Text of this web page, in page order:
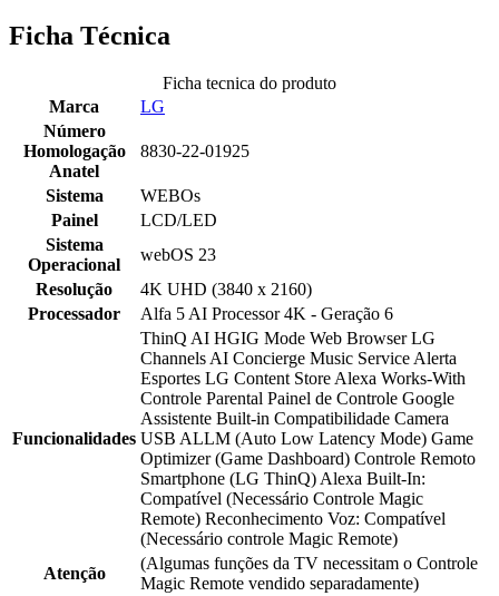
Ficha Técnica
Ficha tecnica do produto
Marca
LG
Número
Homologação
Anatel
8830-22-01925
Sistema
WEBOs
Painel
LCD/LED
Sistema
Operacional
webOS 23
Resolução
4K UHD (3840 x 2160)
Processador
Alfa 5 AI Processor 4K - Geração 6
Funcionalidades
ThinQ AI HGIG Mode Web Browser LG
Channels AI Concierge Music Service Alerta
Esportes LG Content Store Alexa Works-With
Controle Parental Painel de Controle Google
Assistente Built-in Compatibilidade Camera
USB ALLM (Auto Low Latency Mode) Game
Optimizer (Game Dashboard) Controle Remoto
Smartphone (LG ThinQ) Alexa Built-In:
Compatível (Necessário Controle Magic
Remote) Reconhecimento Voz: Compatível
(Necessário controle Magic Remote)
Atenção
(Algumas funções da TV necessitam o Controle
Magic Remote vendido separadamente)